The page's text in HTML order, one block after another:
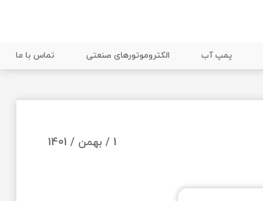
پمپ آب الکتروموتورهای صنعتی تماس با ما
1 / بهمن / 1401